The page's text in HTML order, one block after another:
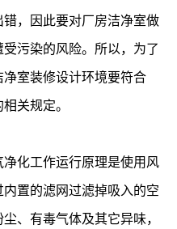
，因此要对厂房洁净室做
污染的风险。所以，为了
室装修设计环境要符合
相关规定。
化工作运行原理是使用风
置的滤网过滤掉吸入的空
、有毒气体及其它异味，